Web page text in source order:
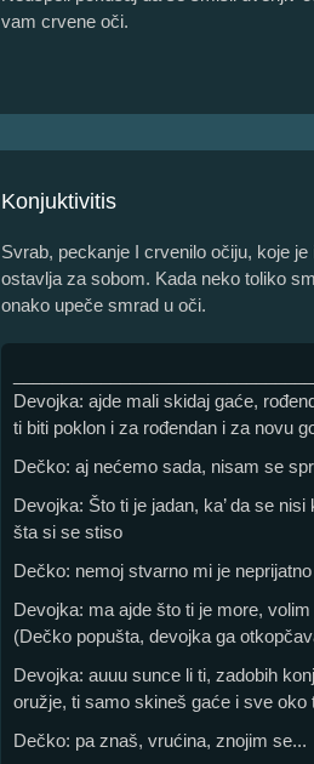
vam crvene oči.
Konjuktivitis
Svrab, peckanje I crvenilo očiju, koje
ostavlja za sobom. Kada neko toliko
onako upeče smrad u oči.
Devojka: ajde mali skidaj gaće,
ti biti poklon i za rođendan i za novu
Dečko: aj nećemo sada, nisam se
Devojka: Što ti je jadan, ka’ da se
šta si se stiso
Dečko: nemoj stvarno mi je neprijatno
Devojka: ma ajde što ti je more,
(Dečko popušta, devojka ga
Devojka: auuu sunce li ti, zadobih
oružje, ti samo skineš gaće i sve oko
Dečko: pa znaš, vrućina, znojim se...